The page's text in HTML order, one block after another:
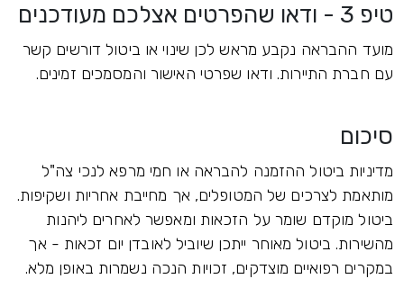
טיפ 3 - ודאו שהפרטים אצלכם מעודכנים
מועד ההבראה נקבע מראש לכן שינוי או ביטול דורשים קשר
עם חברת התיירות. ודאו שפרטי האישור והמסמכים זמינים.
סיכום
מדיניות ביטול ההזמנה להבראה או חמי מרפא לנכי צה"ל
מותאמת לצרכים של המטופלים, אך מחייבת אחריות ושקיפות.
ביטול מוקדם שומר על הזכאות ומאפשר לאחרים ליהנות
מהשירות. ביטול מאוחר ייתכן שיוביל לאובדן יום זכאות - אך
במקרים רפואיים מוצדקים, זכויות הנכה נשמרות באופן מלא.